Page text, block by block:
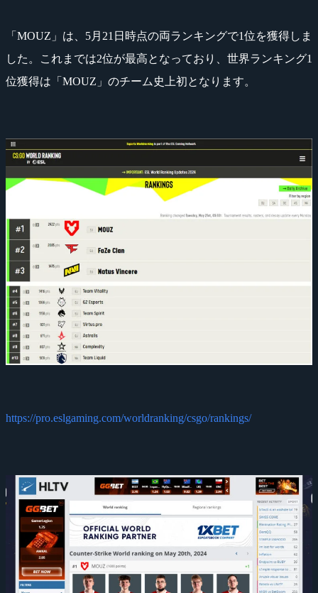
「MOUZ」は、5月21日時点の両ランキングで1位を獲得しま
した。これまでは2位が最高となっており、世界ランキング1
位獲得は「MOUZ」のチーム史上初となります。
https://pro.eslgaming.com/worldranking/csgo/rankings/